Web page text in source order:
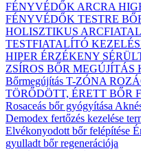
FÉNYVÉDŐK ARCRA
FÉNYVÉDŐK TESTRE
HOLISZTIKUS
TESTFIATALÍTÓ
HIPER ÉRZÉKENY
ZSÍROS BŐR MEGÚJÍTÁS
Bőrmegújítás T-ZÓNA
TÖRŐDÖTT, ÉRETT BŐR
Rosaceás bőr gyógyítása
Demodex fertőzés kezelése
Elvékonyodott bőr felépítése
gyulladt bőr regenerációja